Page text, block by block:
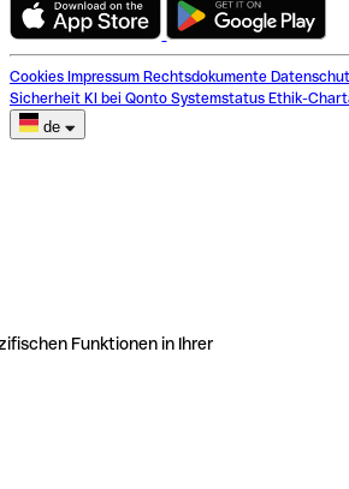
Cookies Impressum Rechtsdokumente
Sicherheit KI bei Qonto Systemstatus Ethik-
de
Funktionen in Ihrer